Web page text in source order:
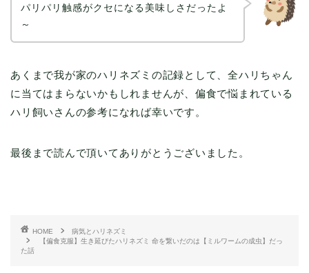
パリパリ触感がクセになる美味しさだったよ
～
あくまで我が家のハリネズミの記録として、全ハリちゃん
に当てはまらないかもしれませんが、偏食で悩まれている
ハリ飼いさんの参考になれば幸いです。
最後まで読んで頂いてありがとうございました。
HOME
病気とハリネズミ
【偏食克服】生き延びたハリネズミ 命を繋いだのは【ミルワームの成虫】だっ
た話